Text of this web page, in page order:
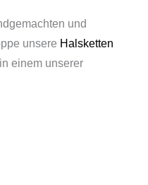
und
unsere Halsketten
einem unserer